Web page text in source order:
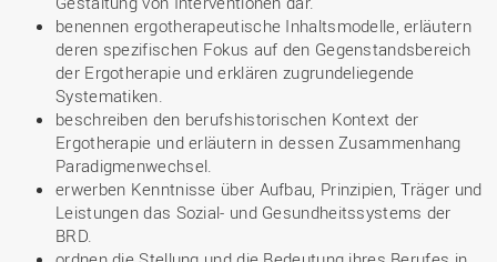
benennen ergotherapeutische Inhaltsmodelle, erläutern
deren spezifischen Fokus auf den Gegenstandsbereich
der Ergotherapie und erklären zugrundeliegende
Systematiken.
beschreiben den berufshistorischen Kontext der
Ergotherapie und erläutern in dessen Zusammenhang
Paradigmenwechsel.
erwerben Kenntnisse über Aufbau, Prinzipien, Träger und
Leistungen das Sozial- und Gesundheitssystems der
BRD.